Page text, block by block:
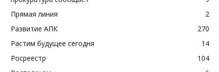
Прямая линия
2
Развитие АПК
270
Растим будущее сегодня
14
Росреестр
104